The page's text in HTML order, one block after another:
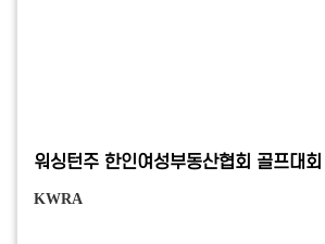
워싱턴주 한인여성부동산협회 골프대
KWRA